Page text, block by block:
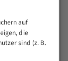
auf
die
sind (z. B.